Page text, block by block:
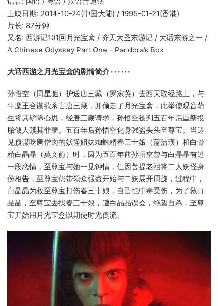
上映日期: 2014-10-24(中国大陆) / 1995-01-21(香港)
片长: 87分钟
又名: 西游记101回月光宝盒 / 齐天大圣东游记 / 大话东游之一 /
A Chinese Odyssey Part One – Pandora’s Box
大话西游之月光宝盒的剧情简介 · · · · · ·
孙悟空（周星驰）护送唐三藏（罗家英）去西天取经路上，与
牛魔王合谋欲杀害唐三藏，并偷走了月光宝盒，此举使观音萌
生将其铲除心思，经唐三藏请求，孙悟空被判五百年后重新投
胎做人赎其罪孽。五百年后孙悟空化身强盗头头至尊宝。当遇
见预谋吃唐僧肉的妖怪姐妹蜘蛛精春三十娘（蓝洁瑛）和白骨
精白晶晶（莫文蔚）时，因为五百年前孙悟空曾与白晶晶有过
一段恋情，至尊宝与她一见钟情，但因菩提老祖将二人妖怪身
份相告，至尊宝仍带领众强盗开始与二妖展开周旋，过程中，
白晶晶为救至尊宝打伤春三十娘，自己也中毒受伤，为了救白
晶晶，至尊宝去找春三十娘，遭白晶晶误会，绝望自杀，至尊
宝开始用月光宝盒以期使时光倒流。